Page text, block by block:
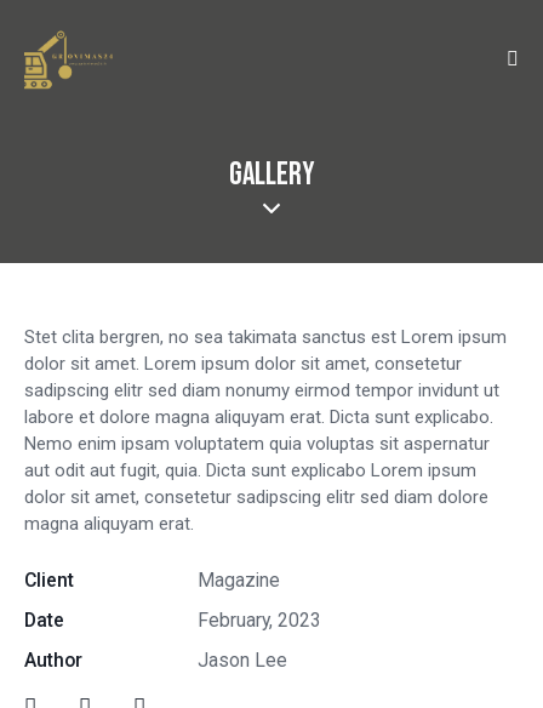
GALLERY
Stet clita bergren, no sea takimata sanctus est Lorem ipsum
dolor sit amet. Lorem ipsum dolor sit amet, consetetur
sadipscing elitr sed diam nonumy eirmod tempor invidunt ut
labore et dolore magna aliquyam erat. Dicta sunt explicabo.
Nemo enim ipsam voluptatem quia voluptas sit aspernatur
aut odit aut fugit, quia. Dicta sunt explicabo Lorem ipsum
dolor sit amet, consetetur sadipscing elitr sed diam dolore
magna aliquyam erat.
Client
Magazine
Date
February, 2023
Author
Jason Lee